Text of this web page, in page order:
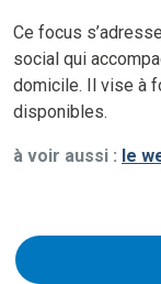
Ce focus
social qui
domicile. Il vise à
disponibles.
à voir aussi : le